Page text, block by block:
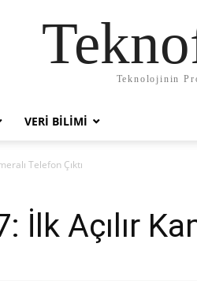
Teknolojinin
VERI BILIMI
Telefon Çıktı
İlk Açılır